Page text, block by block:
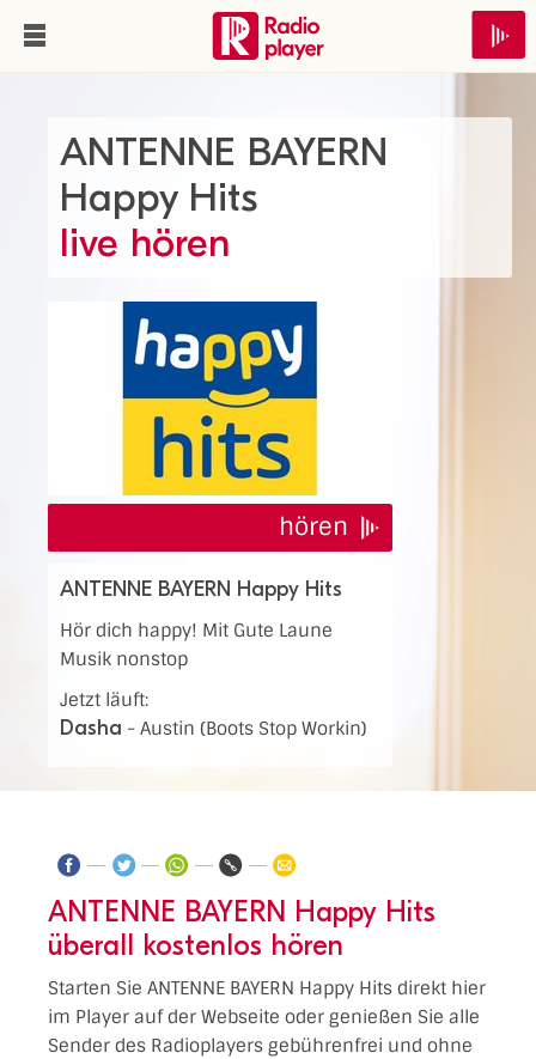
ANTENNE BAYERN
Happy Hits
live hören
hören
ANTENNE BAYERN Happy Hits
Hör dich happy! Mit Gute Laune
Musik nonstop
Jetzt läuft:
Dasha - Austin (Boots Stop Workin)
ANTENNE BAYERN Happy Hits
überall kostenlos hören
Starten Sie ANTENNE BAYERN Happy Hits direkt hier
im Player auf der Webseite oder genießen Sie alle
Sender des Radioplayers gebührenfrei und ohne